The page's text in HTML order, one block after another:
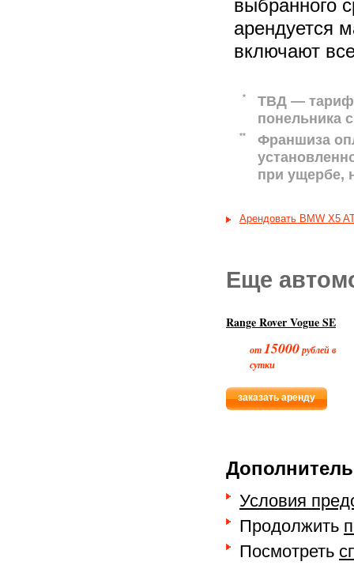
выбранного
арендуется
включают
*
ТВД — тариф
понельника
**
Франшиза
при ущербе,
Арендовать BMW X5
Еще
Range Rover Vogue SE
от15000рублей в
сутки
заказать аренду
Условия
Продолжить
Посмотреть